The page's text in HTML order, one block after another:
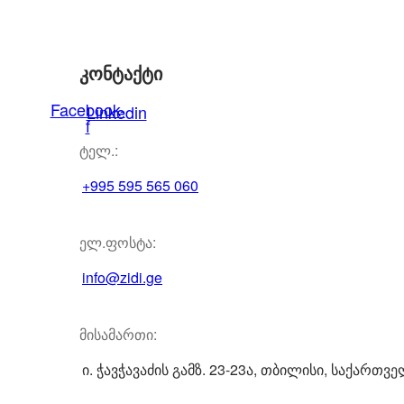
კონტაქტი
Facebook-
f
Linkedin
ტელ.:
+995 595 565 060
ელ.ფოსტა:
info@zidi.ge
მისამართი:
ი. ჭავჭავაძის გამზ. 23-23ა, თბილისი,